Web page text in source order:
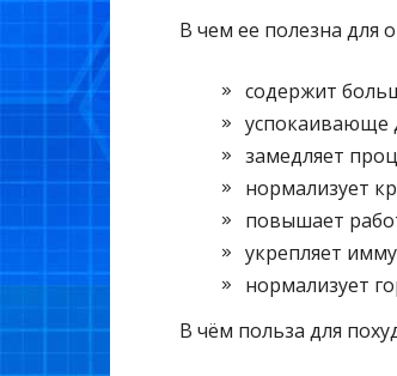
В чем ее полезна для
содержит
успокаивающе
замедляет
нормализует
повышает
укрепляет
нормализует
В чём польза для